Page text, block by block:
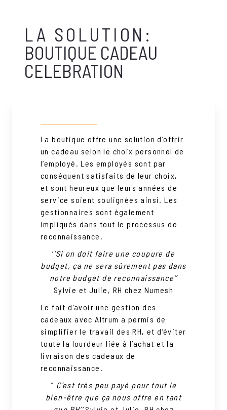
LA SOLUTION:
BOUTIQUE CADEAU
CELEBRATION
La boutique offre une solution d’offrir
un cadeau selon le choix personnel de
l’employé. Les employés sont par
conséquent satisfaits de leur choix,
et sont heureux que leurs années de
service soient soulignées ainsi. Les
gestionnaires sont également
impliqués dans tout le processus de
reconnaissance.
‘’Si on doit faire une coupure de
budget, ça ne sera sûrement pas dans
notre budget de reconnaissance’’
Sylvie et Julie, RH chez Numesh
Le fait d’avoir une gestion des
cadeaux avec Altrum a permis de
simplifier le travail des RH, et d’éviter
toute la lourdeur liée à l’achat et la
livraison des cadeaux de
reconnaissance.
‘’ C’est très peu payé pour tout le
bien-être que ça nous offre en tant